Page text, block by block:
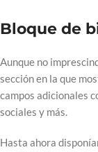
Bloque de
Aunque no
sección en la que
campos adicionales
sociales y más.
Hasta ahora